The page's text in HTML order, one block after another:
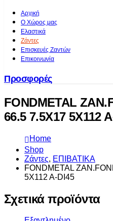
Αρχική
Ο Χώρος μας
Ελαστικά
Ζάντες
Επισκευές Ζαντών
Επικοινωνία
Προσφορές
FONDMETAL
66.5 7.5X17 5X112
Home
Shop
Ζάντες, ΕΠΙΒΑΤΙΚΑ
FONDMETAL
5X112 A-DI45
Σχετικά προϊόντα